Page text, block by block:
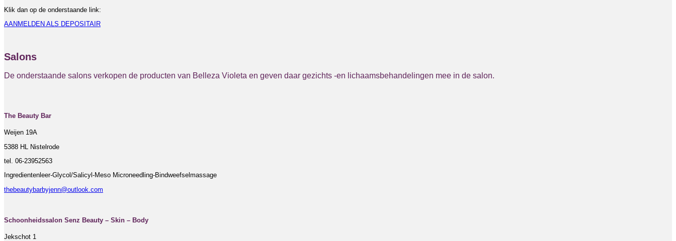
Klik dan op de onderstaande link:
AANMELDEN ALS DEPOSITAIR
Salons
De onderstaande salons verkopen de producten van Belleza Violeta en geven daar gezichts -en lichaamsbehandelingen mee in de salon.
The Beauty Bar
Weijen 19A
5388 HL Nistelrode
tel. 06-23952563
Ingredientenleer-Glycol/Salicyl-Meso Microneedling-Bindweefselmassage
thebeautybarbyjenn@outlook.com
Schoonheidssalon Senz Beauty – Skin – Body
Jekschot 1